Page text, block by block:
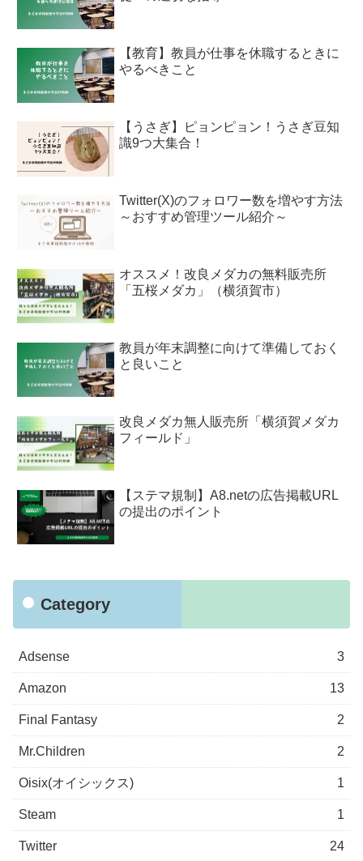
【教育】教員が仕事を休職するときに
やるべきこと
【うさぎ】ピョンピョン！うさぎ豆知
識9つ大集合！
Twitter(X)のフォロワー数を増やす方法
～おすすめ管理ツール紹介～
オススメ！改良メダカの無料販売所
「五桜メダカ」（横須賀市）
教員が年末調整に向けて準備しておく
と良いこと
改良メダカ無人販売所「横須賀メダカ
フィールド」
【ステマ規制】A8.netの広告掲載URL
の提出のポイント
Category
Adsense 3
Amazon 13
Final Fantasy 2
Mr.Children 2
Oisix(オイシックス) 1
Steam 1
Twitter 24